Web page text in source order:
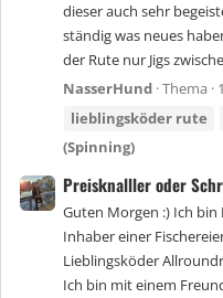
dieser auch sehr
ständig was neues
der Rute nur Jigs
NasserHund Thema
lieblingsköder rute
(Spinning)
Preisknalller oder
Guten Morgen :) Ich bin
Inhaber einer
Lieblingsköder
Ich bin mit einem